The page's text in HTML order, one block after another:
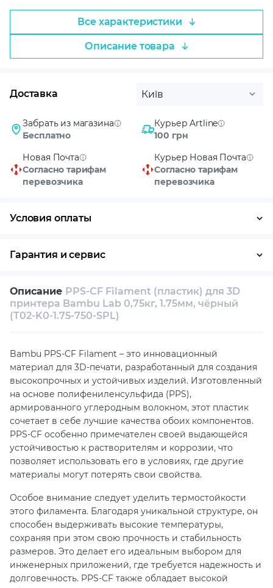
Все характеристики
Описание товара
Доставка Київ
Забрать из магазина
Бесплатно
Курьер Artline
100 грн
Новая Почта
Согласно тарифам
перевозчика
Курьер Новая Почта
Согласно тарифам
перевозчика
Условия оплаты
Гарантия и сервис
Возврат и обмен в течение 14 дней
Собственный сервисный центр
Описание PPS-CF Filament (пластик) для 3D
принтера Bambu Lab 0,75кг, 1.75мм, чёрный
(T02-K0-1.75-750-SPL)
Bambu PPS-CF Filament – это инновационный
материал для 3D-печати, разработанный для создания
высокопрочных и устойчивых изделий. Изготовленный
на основе полифениленсульфида (PPS),
армированного углеродным волокном, этот пластик
сочетает в себе лучшие качества обоих компонентов.
PPS-CF особенно примечателен своей выдающейся
устойчивостью к растворителям и коррозии, что
позволяет использовать его в условиях, где другие
материалы могут потерять свои свойства.
Особое внимание следует уделить термостойкости
этого филамента. Благодаря уникальной структуре, он
способен выдерживать высокие температуры,
сохраняя при этом свою прочность и стабильность
размеров. Это делает его идеальным выбором для
инженерных приложений, где требуется надежность и
долговечность. PPS-CF также обладает высокой